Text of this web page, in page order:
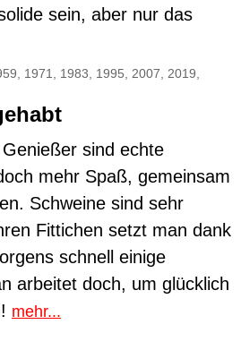
sein, aber nur das
1971, 1983, 1995, 2007, 2019,
sind echte
mehr Spaß, gemeinsam
Schweine sind sehr
Fittichen setzt man dank
schnell einige
arbeitet doch, um glücklich
mehr...